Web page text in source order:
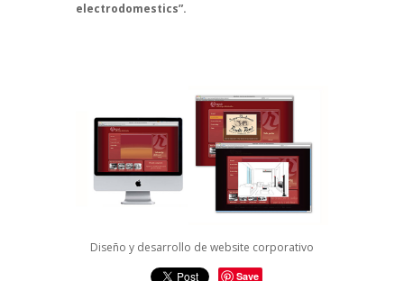
electrodomestics”.
Diseño y desarrollo de website corporativo
Save